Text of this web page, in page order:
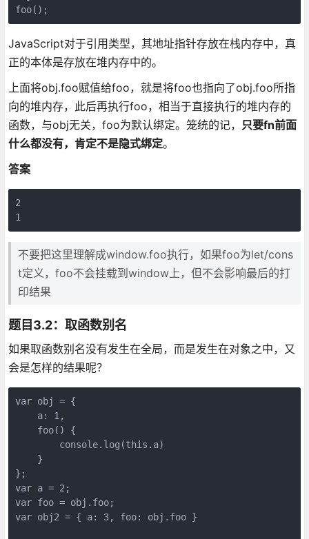
JavaScript对于引用类型，其地址指针存放在栈内存中，真
正的本体是存放在堆内存中的。
上面将obj.foo赋值给foo，就是将foo也指向了obj.foo所指
向的堆内存，此后再执行foo，相当于直接执行的堆内存的
函数，与obj无关，foo为默认绑定。笼统的记， 只要fn前面
什么都没有，肯定不是隐式绑定。
答案
2
不要把这里理解成window.foo执行，如果foo为let/cons
t定义，foo不会挂载到window上，但不会影响最后的打
印结果
题目3.2：取函数别名
如果取函数别名没有发生在全局，而是发生在对象之中，又
会是怎样的结果呢？
var obj = {
    a: 1,
    foo() {
        console.log(this.a)
    }
};
var a = 2;
var foo = obj.foo;
var obj2 = { a: 3, foo: obj.foo }